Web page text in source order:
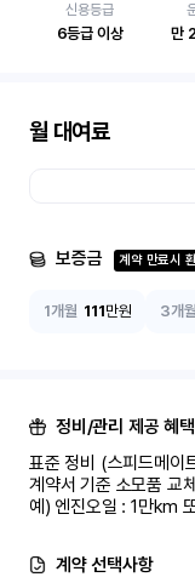
신용등급
6등급 이상 만
월 대여료
보증금 계약 만료시
1개월 111만원 3개월
정비/관리 제공 혜택
표준 정비 (스피드메이
계약서 기준 소모품 교체
예) 엔진오일 : 1만km
계약 선택사항